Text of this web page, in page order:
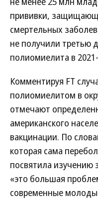
прививки,
смертельных
не получили третью
полиомиелита в
Комментируя FT
полиомиелитом в
отмечают
американского
вакцинации. По
которая сама
посвятила изучению
«это большая
современные